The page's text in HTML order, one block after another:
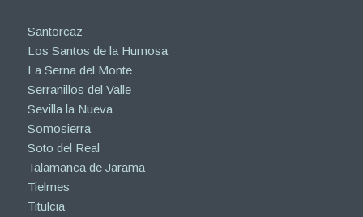
Santorcaz
Los Santos de la Humosa
La Serna del Monte
Serranillos del Valle
Sevilla la Nueva
Somosierra
Soto del Real
Talamanca de Jarama
Tielmes
Titulcia